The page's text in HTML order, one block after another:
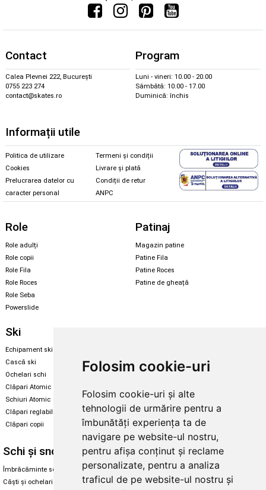
Folosim cookie-uri
Folosim cookie-uri și alte
tehnologii de urmărire pentru a
îmbunătăți experiența ta de
navigare pe website-ul nostru,
pentru afișa conținut și reclame
personalizate, pentru a analiza
traficul de pe website-ul nostru și
Contact
Calea Plevnei 222, București
0755 223 274
contact@skates.ro
Program
Luni - vineri: 10.00 - 20.00
Sâmbătă: 10.00 - 17.00
Duminică: închis
Informații utile
Politica de utilizare
Cookies
Prelucrarea datelor cu
caracter personal
Termeni și condiții
Livrare și plată
Condiții de retur
ANPC
Role
Role adulți
Role copii
Role Fila
Role Roces
Role Seba
Powerslide
Patinaj
Magazin patine
Patine Fila
Patine Roces
Patine de gheață
Ski
Echipament ski
Cască ski
Ochelari schi
Clăpari Atomic
Schiuri Atomic
Clăpari reglabili
Clăpari copii
Echipament snowboard
Skate & longboard
Santa Cruz
Enuff Skateboards
Schi și snowboard
Îmbrăcăminte schi și snowboard
Căști și ochelari de iarnă
Diverse
Cum aleg rolele
Cum aleg ochelarii